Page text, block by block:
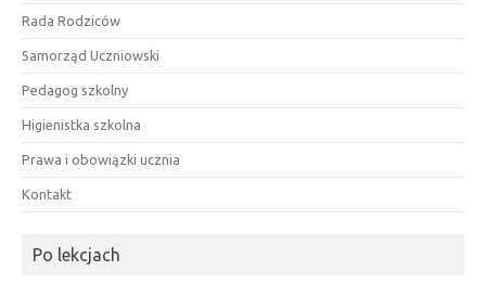
Rada Rodziców
Samorząd Uczniowski
Pedagog szkolny
Higienistka szkolna
Prawa i obowiązki ucznia
Kontakt
Po lekcjach